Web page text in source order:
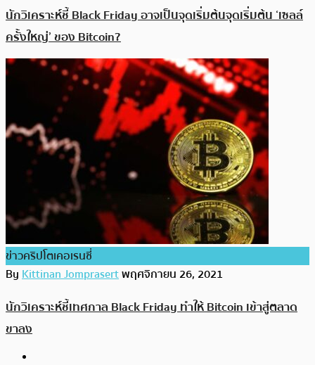
นักวิเคราะห์ชี้ Black Friday อาจเป็นจุดเริ่มต้นจุดเริ่มต้น ‘เซลล์
ครั้งใหญ่’ ของ Bitcoin?
ข่าวคริปโตเคอเรนซี่
ByKittinan Jomprasertพฤศจิกายน 26, 2021
นักวิเคราะห์ชี้เทศกาล Black Friday ทำให้ Bitcoin เข้าสู่ตลาด
ขาลง